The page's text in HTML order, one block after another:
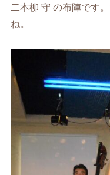
二本柳 守 の布陣です
ね。